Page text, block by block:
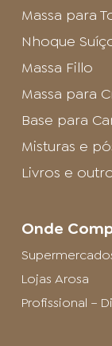
Massa para
Nhoque
Massa Fillo
Massa para
Base para
Misturas e
Livros e
Onde
Lojas Arosa
Profissional –